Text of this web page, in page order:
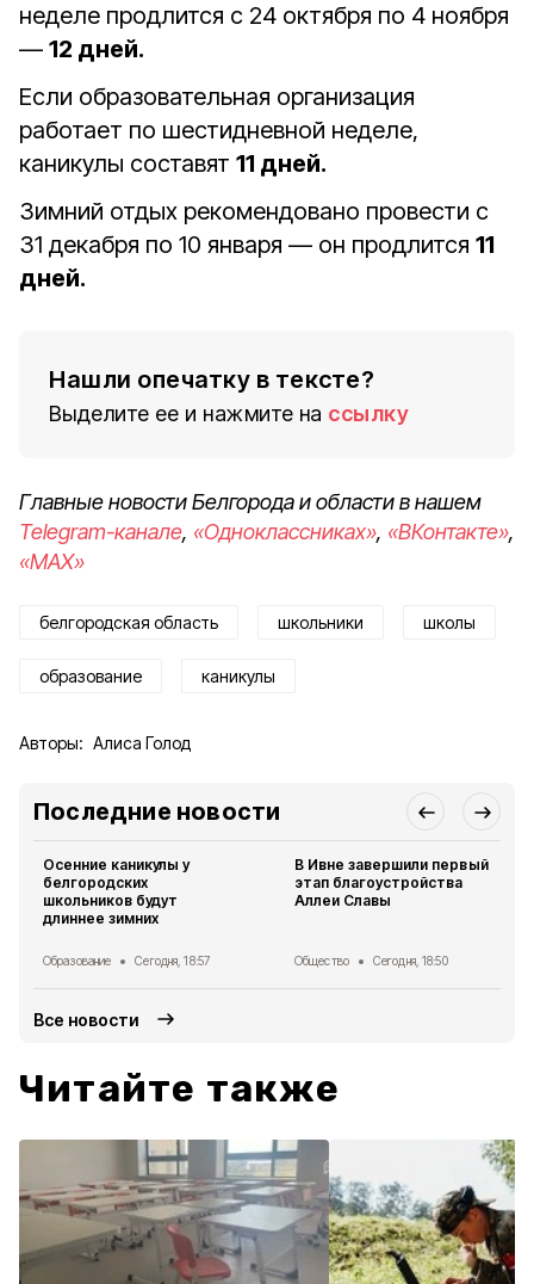
неделе продлится с 24 октября по 4 ноября
— 12 дней.
Если образовательная организация
работает по шестидневной неделе,
каникулы составят 11 дней.
Зимний отдых рекомендовано провести с
31 декабря по 10 января — он продлится 11
дней.
Нашли опечатку в тексте?
Выделите ее и нажмите на ссылку
Главные новости Белгорода и области в нашем
Telegram-канале, «Одноклассниках», «ВКонтакте»,
«MAX»
белгородская область школьники школы
образование каникулы
Авторы: Алиса Голод
Последние новости
Осенние каникулы у
белгородских
школьников будут
длиннее зимних
Образование Сегодня, 18:57
В Ивне завершили первый
этап благоустройства
Аллеи Славы
Общество Сегодня, 18:50
Все новости
Читайте также